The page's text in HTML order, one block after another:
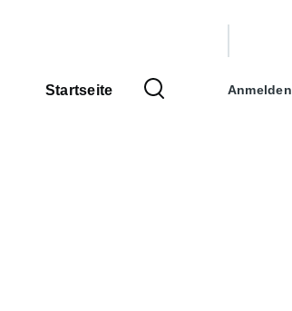
Hauptnavigation
Startseite Anmelden